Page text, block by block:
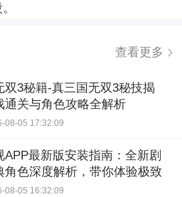
查看更多
双3秘籍-真三国无双3秘技揭
通关与角色攻略全解析
08-05 17:32:09
APP最新版安装指南：全新剧
角色深度解析，带你体验极致
08-05 16:32:09